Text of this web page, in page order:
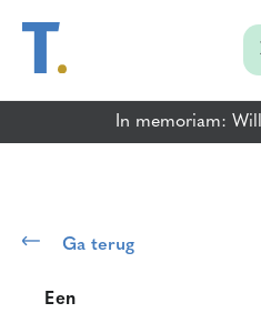
In memoriam:
Ga terug
Een